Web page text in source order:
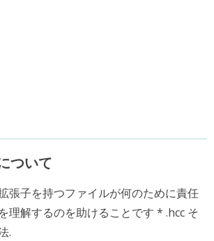
ついて
張子を持つファイルが何のために責任
理解するのを助けることです * .hcc そ
.